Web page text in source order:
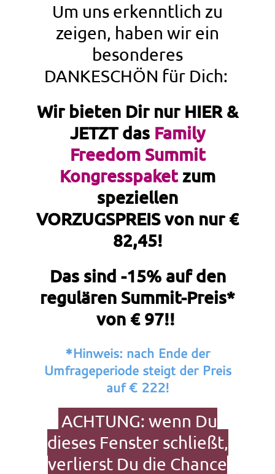
Um uns erkenntlich zu
zeigen, haben wir ein
besonderes
DANKESCHÖN für Dich:
Wir bieten Dir nur HIER &
JETZT das Family
Freedom Summit
Kongresspaket zum
speziellen
VORZUGSPREIS von nur €
82,45!
Das sind -15% auf den
regulären Summit-Preis*
von € 97!!
*Hinweis: nach Ende der
Umfrageperiode steigt der Preis
auf € 222!
ACHTUNG: wenn Du
dieses Fenster schließt,
verlierst Du die Chance